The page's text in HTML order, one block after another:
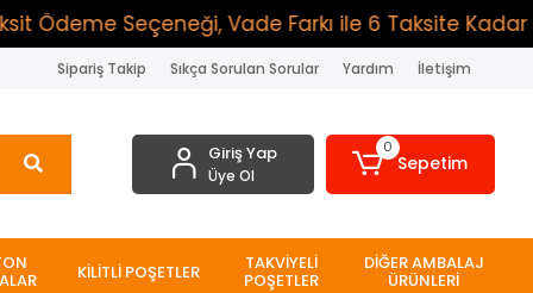
Seçeneği, Vade Farkı ile 6 Taksite Kadar
Sipariş Takip Sıkça Sorulan Sorular Yardım İletişim
Giriş Yap
Üye Ol
0
Sepetim
KİLİTLİ POŞETLER TAKVİYELİ
POŞETLER
DİĞER AMBALAJ
ÜRÜNLERİ